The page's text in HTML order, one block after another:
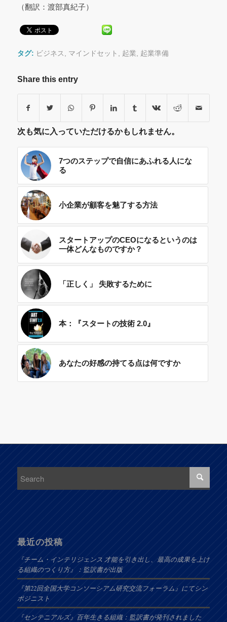
（翻訳：渡部真紀子）
タグ: ビジネス , マインドセット , 起業, 起業準備
Share this entry
次も気に入っていただけるかもしれません。
7つのステップで自信にあふれる人にな
る
小企業が顧客を魅了する方法
スタートアップのCEOになるというのは
一体どんなものですか？
「正しく」 失敗するために
本：『スタートの技術 2.0』
あなたの好感の持てる点は何ですか
最近の投稿
『チーム・インテリジェンス 才能を引き出し、最高の成果を上げ
る組織のつくり方』：監訳書が出版
『第22回全国大学コンソーシアム研究交流フォーラム』にてシン
ポジニスト
『センテニアルズ』百年生きる組織：監訳書が発刊されました